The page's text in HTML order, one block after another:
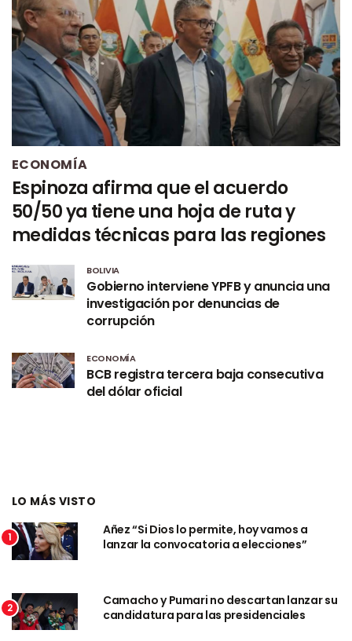
ECONOMÍA
Espinoza afirma que el acuerdo
50/50 ya tiene una hoja de ruta y
medidas técnicas para las regiones
BOLIVIA
Gobierno interviene YPFB y anuncia una
investigación por denuncias de
corrupción
ECONOMÍA
BCB registra tercera baja consecutiva
del dólar oficial
LO MÁS VISTO
1
Añez “Si Dios lo permite, hoy vamos a
lanzar la convocatoria a elecciones”
2
Camacho y Pumari no descartan lanzar su
candidatura para las presidenciales